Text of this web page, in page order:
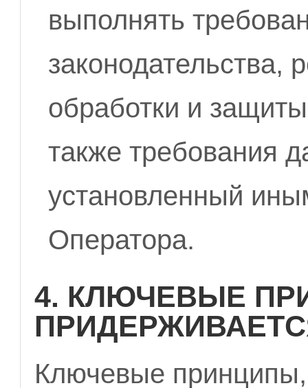
выполнять
законодательства,
обработки и
также требования
установленный
Оператора.
4. КЛЮЧЕВЫЕ
Ключевые